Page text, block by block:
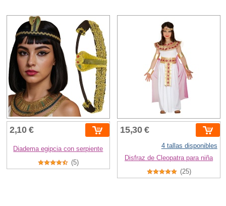
2,10 €
Diadema egipcia con serpiente
(5)
15,30 €
4 tallas disponibles
Disfraz de Cleopatra para niña
(25)